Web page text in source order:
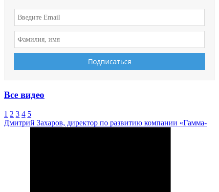
Все видео
1 2 3 4 5
Дмитрий Захаров, директор по развитию компании «Гамма-